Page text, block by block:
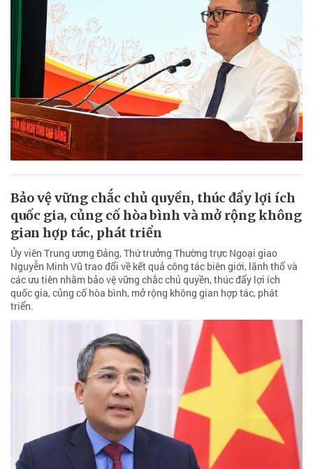
Bảo vệ vững chắc chủ quyền, thúc đẩy lợi ích
quốc gia, củng cố hòa bình và mở rộng không
gian hợp tác, phát triển
Ủy viên Trung ương Đảng, Thứ trưởng Thường trực Ngoại giao
Nguyễn Minh Vũ trao đổi về kết quả công tác biên giới, lãnh thổ và
các ưu tiên nhằm bảo vệ vững chắc chủ quyền, thúc đẩy lợi ích
quốc gia, củng cố hòa bình, mở rộng không gian hợp tác, phát
triển.